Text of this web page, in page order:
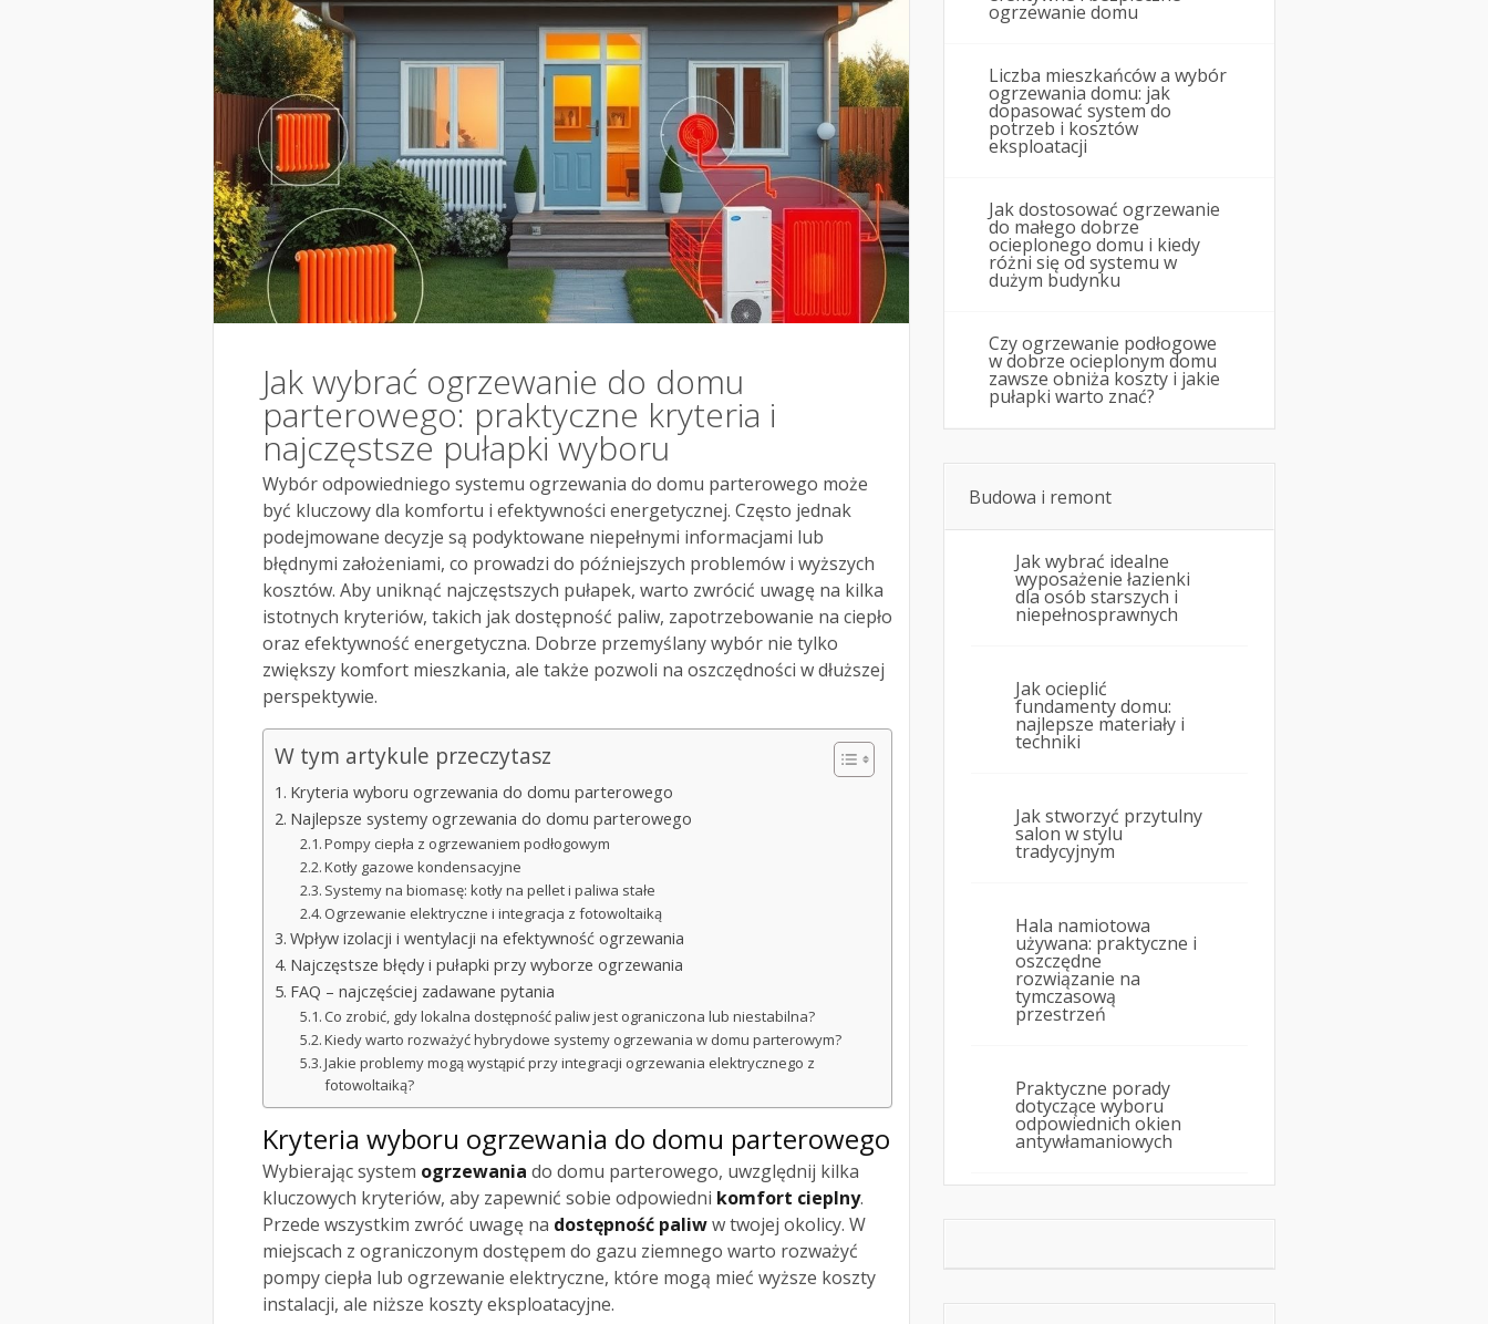
Jak wybrać ogrzewanie do domu
parterowego: praktyczne kryteria i
najczęstsze pułapki wyboru
Wybór odpowiedniego systemu ogrzewania do domu parterowego może
być kluczowy dla komfortu i efektywności energetycznej. Często jednak
podejmowane decyzje są podyktowane niepełnymi informacjami lub
błędnymi założeniami, co prowadzi do późniejszych problemów i wyższych
kosztów. Aby uniknąć najczęstszych pułapek, warto zwrócić uwagę na kilka
istotnych kryteriów, takich jak dostępność paliw, zapotrzebowanie na ciepło
oraz efektywność energetyczna. Dobrze przemyślany wybór nie tylko
zwiększy komfort mieszkania, ale także pozwoli na oszczędności w dłuższej
perspektywie.
W tym artykule przeczytasz
Kryteria wyboru ogrzewania do domu parterowego
Najlepsze systemy ogrzewania do domu parterowego
Pompy ciepła z ogrzewaniem podłogowym
Kotły gazowe kondensacyjne
Systemy na biomasę: kotły na pellet i paliwa stałe
Ogrzewanie elektryczne i integracja z fotowoltaiką
Wpływ izolacji i wentylacji na efektywność ogrzewania
Najczęstsze błędy i pułapki przy wyborze ogrzewania
FAQ – najczęściej zadawane pytania
Co zrobić, gdy lokalna dostępność paliw jest ograniczona lub niestabilna?
Kiedy warto rozważyć hybrydowe systemy ogrzewania w domu parterowym?
Jakie problemy mogą wystąpić przy integracji ogrzewania elektrycznego z
fotowoltaiką?
Kryteria wyboru ogrzewania do domu parterowego
Wybierając system ogrzewania do domu parterowego, uwzględnij kilka
kluczowych kryteriów, aby zapewnić sobie odpowiedni komfort cieplny.
Przede wszystkim zwróć uwagę na dostępność paliww twojej okolicy. W
miejscach z ograniczonym dostępem do gazu ziemnego warto rozważyć
pompy ciepła lub ogrzewanie elektryczne, które mogą mieć wyższe koszty
instalacji, ale niższe koszty eksploatacyjne.
ogrzewanie domu
Liczba mieszkańców a wybór
ogrzewania domu: jak
dopasować system do
potrzeb i kosztów
eksploatacji
Jak dostosować ogrzewanie
do małego dobrze
ocieplonego domu i kiedy
różni się od systemu w
dużym budynku
Czy ogrzewanie podłogowe
w dobrze ocieplonym domu
zawsze obniża koszty i jakie
pułapki warto znać?
Budowa i remont
Jak wybrać idealne
wyposażenie łazienki
dla osób starszych i
niepełnosprawnych
Jak ocieplić
fundamenty domu:
najlepsze materiały i
techniki
Jak stworzyć przytulny
salon w stylu
tradycyjnym
Hala namiotowa
używana: praktyczne i
oszczędne
rozwiązanie na
tymczasową
przestrzeń
Praktyczne porady
dotyczące wyboru
odpowiednich okien
antywłamaniowych